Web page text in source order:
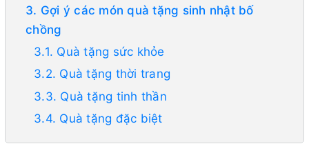
3. Gợi ý các món quà tặng sinh nhật bố
chồng
3.1. Quà tặng sức khỏe
3.2. Quà tặng thời trang
3.3. Quà tặng tinh thần
3.4. Quà tặng đặc biệt